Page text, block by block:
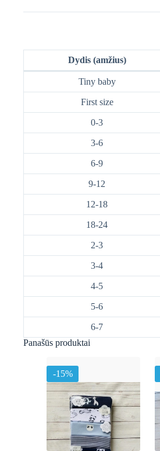
Dydis (amžius)
Tiny baby
First size
0-3
3-6
6-9
9-12
12-18
18-24
2-3
3-4
4-5
5-6
6-7
Panašūs produktai
-15%